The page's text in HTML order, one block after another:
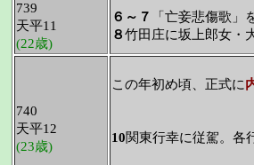
739
天平11
(22歳)
６～７
「亡妾悲傷歌」
８竹田庄に坂上郎女・
740
天平12
(23歳)
この年初め頃、正式に
10関東行幸に従駕。各